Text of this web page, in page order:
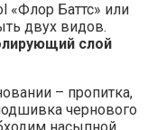
«Флор Баттс» или
двух видов.
слой
– пропитка,
чернового